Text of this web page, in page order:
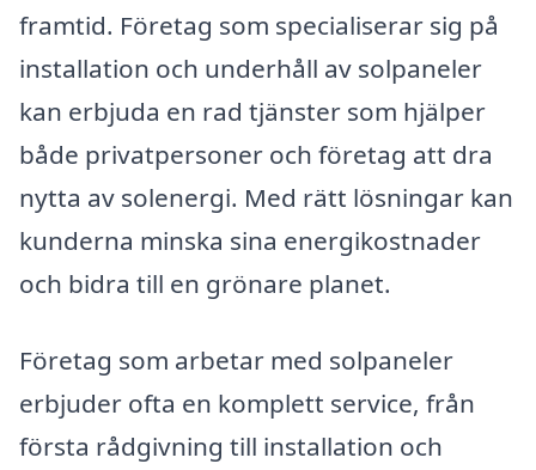
framtid. Företag som specialiserar sig på
installation och underhåll av solpaneler
kan erbjuda en rad tjänster som hjälper
både privatpersoner och företag att dra
nytta av solenergi. Med rätt lösningar kan
kunderna minska sina energikostnader
och bidra till en grönare planet.
Företag som arbetar med solpaneler
erbjuder ofta en komplett service, från
första rådgivning till installation och